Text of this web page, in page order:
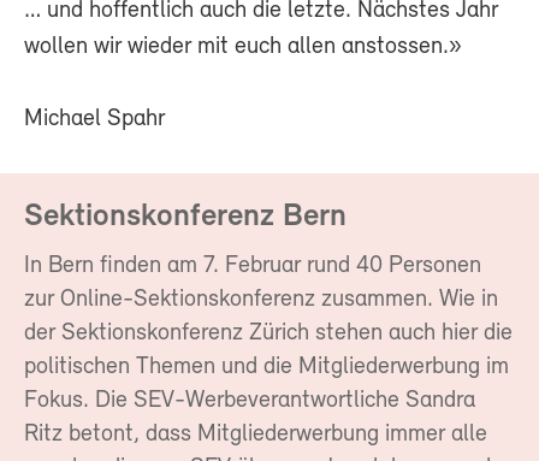
… und hoffentlich auch die letzte. Nächstes Jahr
wollen wir wieder mit euch allen anstossen.»
Michael Spahr
Sektionskonferenz Bern
In Bern finden am 7. Februar rund 40 Personen
zur Online-Sektionskonferenz zusammen. Wie in
der Sektionskonferenz Zürich stehen auch hier die
politischen Themen und die Mitgliederwerbung im
Fokus. Die SEV-Werbeverantwortliche Sandra
Ritz betont, dass Mitgliederwerbung immer alle